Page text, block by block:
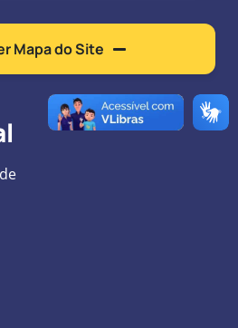
Mapa do Site